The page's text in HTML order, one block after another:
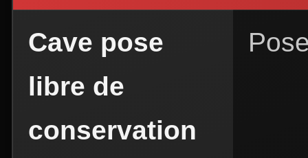
Cave pose
libre de
conservation